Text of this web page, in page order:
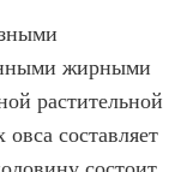
жирными
растительной
составляет